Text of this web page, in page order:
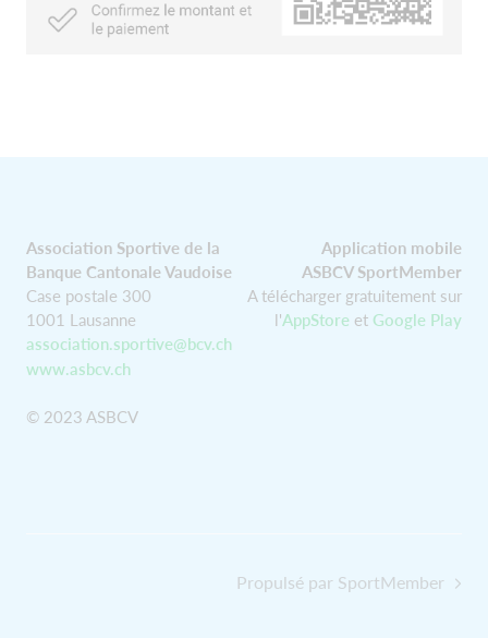
Application mobile
ASBCV SportMember
A télécharger gratuitement sur
l'AppStore et Google Play
Association Sportive de la
Banque Cantonale Vaudoise
Case postale 300
1001 Lausanne
association.sportive@bcv.ch
www.asbcv.ch
© 2023 ASBCV
Propulsé par SportMember